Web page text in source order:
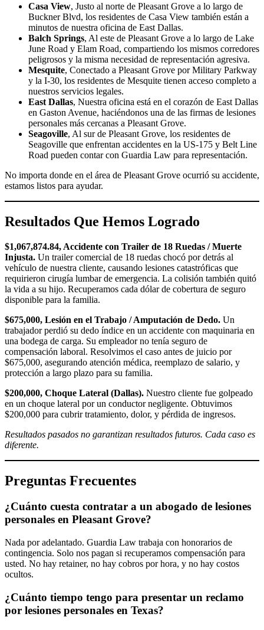
Casa View, Justo al norte de Pleasant Grove a lo largo de
Buckner Blvd, los residentes de Casa View también están a
minutos de nuestra oficina de East Dallas.
Balch Springs, Al este de Pleasant Grove a lo largo de Lake
June Road y Elam Road, compartiendo los mismos corredores
peligrosos y la misma necesidad de representación agresiva.
Mesquite, Conectado a Pleasant Grove por Military Parkway
y la I-30, los residentes de Mesquite tienen acceso completo a
nuestros servicios legales.
East Dallas, Nuestra oficina está en el corazón de East Dallas
en Gaston Avenue, haciéndonos una de las firmas de lesiones
personales más cercanas a Pleasant Grove.
Seagoville, Al sur de Pleasant Grove, los residentes de
Seagoville que enfrentan accidentes en la US-175 y Belt Line
Road pueden contar con Guardia Law para representación.
No importa donde en el área de Pleasant Grove ocurrió su accidente,
estamos listos para ayudar.
Resultados Que Hemos Logrado
$1,067,874.84, Accidente con Trailer de 18 Ruedas / Muerte
Injusta. Un trailer comercial de 18 ruedas chocó por detrás al
vehículo de nuestra cliente, causando lesiones catastróficas que
requirieron cirugía lumbar de emergencia. La colisión también quitó
la vida a su hijo. Recuperamos cada dólar de cobertura de seguro
disponible para la familia.
$675,000, Lesión en el Trabajo / Amputación de Dedo. Un
trabajador perdió su dedo índice en un accidente con maquinaria en
una bodega de carga. Su empleador no tenía seguro de
compensación laboral. Resolvimos el caso antes de juicio por
$675,000, asegurando atención médica, reemplazo de salario, y
protección a largo plazo para su familia.
$200,000, Choque Lateral (Dallas). Nuestro cliente fue golpeado
en un choque lateral por un conductor negligente. Obtuvimos
$200,000 para cubrir tratamiento, dolor, y pérdida de ingresos.
Resultados pasados no garantizan resultados futuros. Cada caso es
diferente.
Preguntas Frecuentes
¿Cuánto cuesta contratar a un abogado de lesiones
personales en Pleasant Grove?
Nada por adelantado. Guardia Law trabaja con honorarios de
contingencia. Solo nos pagan si recuperamos compensación para
usted. No hay retainer, no hay cobros por hora, y no hay costos
ocultos.
¿Cuánto tiempo tengo para presentar un reclamo
por lesiones personales en Texas?